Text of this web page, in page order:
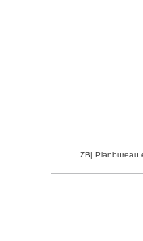
ZB| Planbureau